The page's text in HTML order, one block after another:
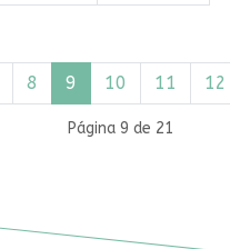
Página 9 de 21
8 9 10 11 12